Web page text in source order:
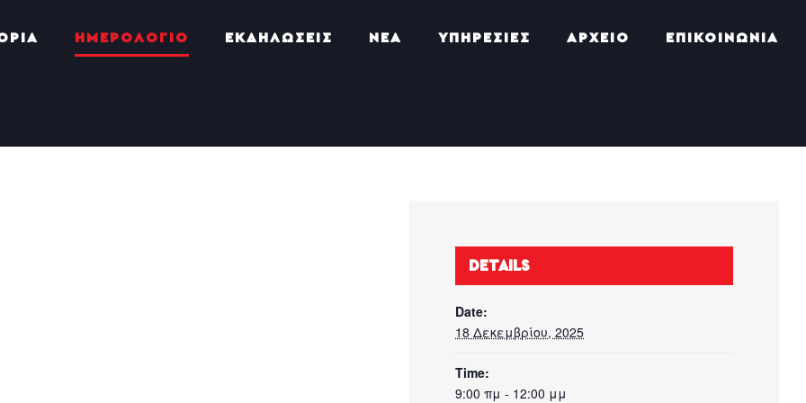
ΗΜΕΡΟΛΟΓΙΟ ΕΚΔΗΛΩΣΕΙΣ ΝΕΑ ΥΠΗΡΕΣΙΕΣ ΑΡΧΕΙΟ ΕΠΙΚΟΙΝΩΝΙΑ
DETAILS
Date:
18 Δεκεμβρίου, 2025
Time:
9:00 πμ - 12:00 μμ